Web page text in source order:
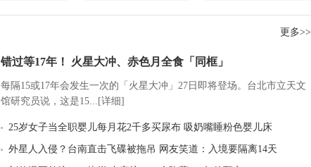
更多>>
错过等17年！ 火星大冲、赤色月全食「同框」
每隔15或17年会发生一次的「火星大冲」27日即将登场。台北市立天文
馆研究员说，这是15...[详细]
25岁女子当全职婴儿每月花2千多买尿布 吸奶嘴睡粉色婴儿床
外星人入侵？台南直击飞碟被拖吊 网友笑道：入境要隔离14天